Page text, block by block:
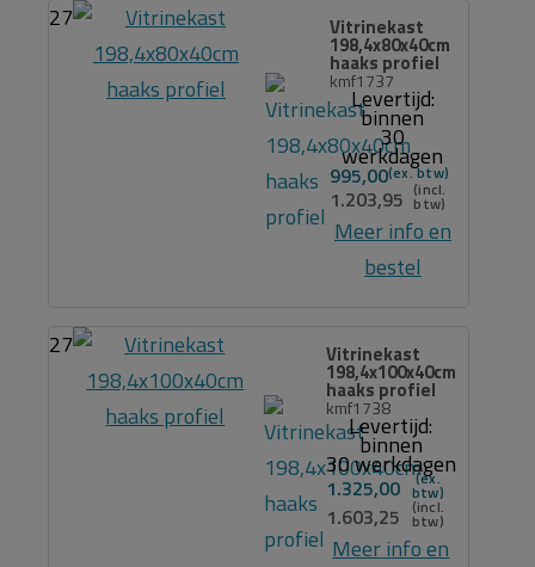
27 Vitrinekast
198,4x80x40cm
haaks profiel
kmf1737
Levertijd:
binnen
30
werkdagen
995,00
1.203,95
Meer info en
bestel
27 Vitrinekast
198,4x100x40cm
haaks profiel
kmf1738
Levertijd:
binnen
30 werkdagen
1.325,00
1.603,25
Meer info en